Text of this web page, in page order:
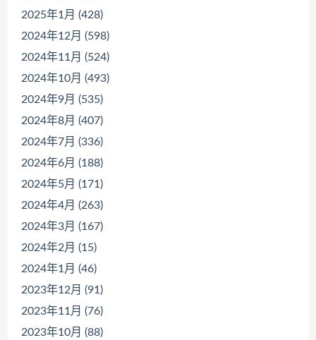
2025年1月 (428)
2024年12月 (598)
2024年11月 (524)
2024年10月 (493)
2024年9月 (535)
2024年8月 (407)
2024年7月 (336)
2024年6月 (188)
2024年5月 (171)
2024年4月 (263)
2024年3月 (167)
2024年2月 (15)
2024年1月 (46)
2023年12月 (91)
2023年11月 (76)
2023年10月 (88)